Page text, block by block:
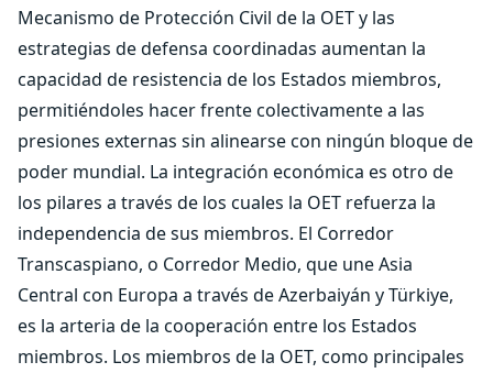
Mecanismo de Protección Civil de la OET y las
estrategias de defensa coordinadas aumentan la
capacidad de resistencia de los Estados miembros,
permitiéndoles hacer frente colectivamente a las
presiones externas sin alinearse con ningún bloque de
poder mundial. La integración económica es otro de
los pilares a través de los cuales la OET refuerza la
independencia de sus miembros. El Corredor
Transcaspiano, o Corredor Medio, que une Asia
Central con Europa a través de Azerbaiyán y Türkiye,
es la arteria de la cooperación entre los Estados
miembros. Los miembros de la OET, como principales